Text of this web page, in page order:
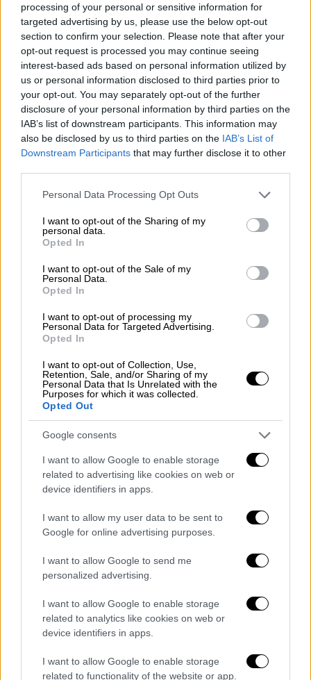
processing of your personal or sensitive information for
targeted advertising by us, please use the below opt-out
section to confirm your selection. Please note that after your
opt-out request is processed you may continue seeing
interest-based ads based on personal information utilized by
us or personal information disclosed to third parties prior to
your opt-out. You may separately opt-out of the further
disclosure of your personal information by third parties on the
IAB’s list of downstream participants. This information may
also be disclosed by us to third parties on the IAB’s List of
Downstream Participants that may further disclose it to other
Please note that this website/app uses one or more Google
not limited to your visit or usage behaviour. You may click to
grant or deny consent to Google and its third-party tags to
use your data for below specified purposes in below Google
consent section.
Personal Data Processing Opt Outs
I want to opt-out of the Sharing of my
personal data.
Opted In
I want to opt-out of the Sale of my
Personal Data.
Opted In
I want to opt-out of processing my
Personal Data for Targeted Advertising.
Opted In
I want to opt-out of Collection, Use,
Retention, Sale, and/or Sharing of my
Personal Data that Is Unrelated with the
Purposes for which it was collected.
Opted Out
Google consents
I want to allow Google to enable storage
related to advertising like cookies on web or
device identifiers in apps.
I want to allow my user data to be sent to
Google for online advertising purposes.
I want to allow Google to send me
personalized advertising.
I want to allow Google to enable storage
related to analytics like cookies on web or
device identifiers in apps.
I want to allow Google to enable storage
related to functionality of the website or app.
Τόλης Βοσκόπουλοςείχε επιλέξει τον
τελευταίο καιρό ν' απέχει από τα φώτα της
δημοσιότητας. Πριν από την έναρξη της
πανδημίας του κορονοϊού στη χώρα μας, τον
Φεβρουάριο του 2020, ο γνωστός
τραγουδιστής εμφανιζόταν στονυχτερινό
κέντρο,Baraonda, καθηλώντας κάθε φορά με
την ερμηνεία του.
Ο καλλιτέχνης εμφανίστηκε στη μουσική
σκηνή της χώρας την δεκαετία του '60 και
διάστημα αναδείχθηκε σε κορυφαίο όνομα
της αθηναϊκής νύχτας.
video
Το νυχτερινό κέντρο που συνδέθηκε
με το όνομά του
ήταν η θρυλική «Νεράιδα» όπου και
εμφανίστηκε επί σειρά ετών. Το όνομά του
συνδέθηκε με αυτό της «Νεράιδας» και από
αυτό πέρασαν δεκάδες διάσημοι της εποχής.
Πλέον η θρυλική «Νεράιδα» δεν υπάρχει πια
καθώς πριν από μερικές εβδομάδες
κατεδαφίστηκε πλήρως.
Όλες οι ειδήσεις